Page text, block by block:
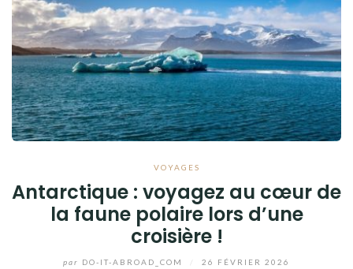
VOYAGES
Antarctique : voyagez au cœur de
la faune polaire lors d’une
croisière !
par DO-IT-ABROAD_COM 26 FÉVRIER 2026